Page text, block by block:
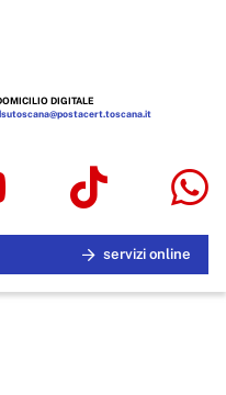
DIGITALE
servizi online